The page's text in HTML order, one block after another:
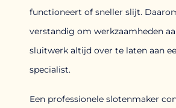
functioneert of sneller slijt.
verstandig om werkzaamheden
sluitwerk altijd over te laten aan
specialist.
Een professionele slotenmaker